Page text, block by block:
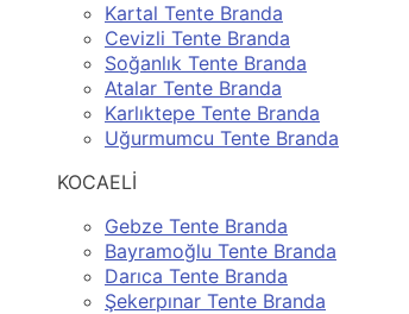
Kartal Tente Branda
Cevizli Tente Branda
Soğanlık Tente Branda
Atalar Tente Branda
Karlıktepe Tente Branda
Uğurmumcu Tente Branda
KOCAELİ
Gebze Tente Branda
Bayramoğlu Tente Branda
Darıca Tente Branda
Şekerpınar Tente Branda